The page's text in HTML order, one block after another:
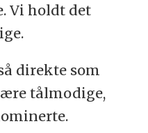
Vi holdt det
direkte som
tålmodige,